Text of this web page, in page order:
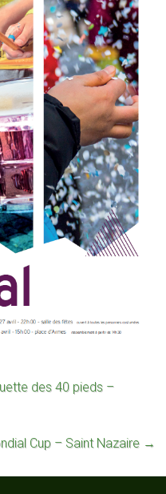
des 40 pieds –
Cup – Saint Nazaire →